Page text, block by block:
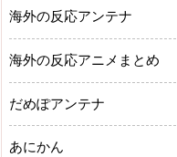
海外の反応アンテナ
海外の反応アニメまとめ
だめぽアンテナ
あにかん